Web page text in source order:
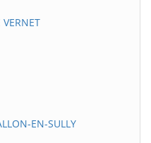
EN-SULLY